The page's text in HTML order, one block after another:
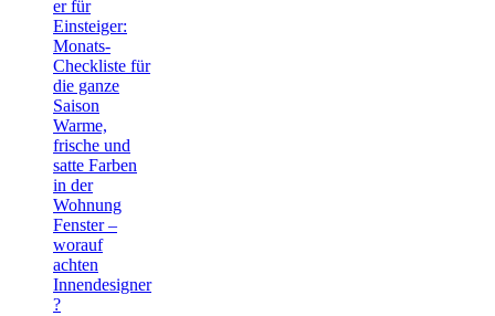
er für
Einsteiger:
Monats-
Checkliste für
die ganze
Saison
Warme,
frische und
satte Farben
in der
Wohnung
Fenster –
worauf
achten
Innendesigner
?